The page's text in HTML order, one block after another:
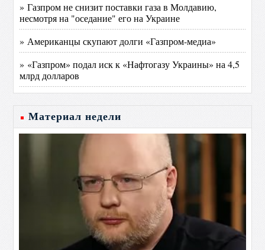
» Газпром не снизит поставки газа в Молдавию,
несмотря на "оседание" его на Украине
» Американцы скупают долги «Газпром-медиа»
» «Газпром» подал иск к «Нафтогазу Украины» на 4,5
млрд долларов
Материал недели